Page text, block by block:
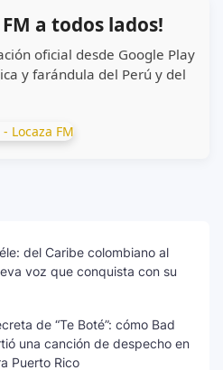
a todos lados!
oficial desde Google Play
y farándula del Perú y del
del Caribe colombiano al
voz que conquista con su
de “Te Boté”: cómo Bad
una canción de despecho en
Puerto Rico